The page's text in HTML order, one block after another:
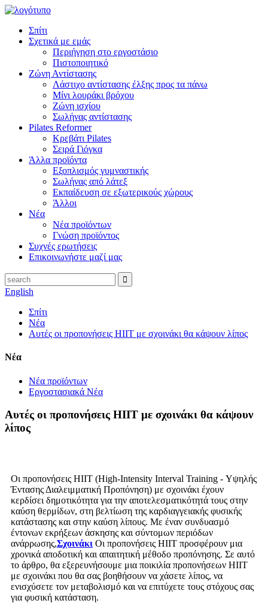
Σπίτι
Σχετικά με εμάς
Περιήγηση στο εργοστάσιο
Πιστοποιητικό
Ζώνη Αντίστασης
Λάστιχο αντίστασης έλξης προς τα πάνω
Μίνι λουράκι βρόχου
Ζώνη ισχίου
Σωλήνας αντίστασης
Pilates Reformer
Κρεβάτι Pilates
Σειρά Γιόγκα
Άλλα προϊόντα
Εξοπλισμός γυμναστικής
Σωλήνας από λάτεξ
Εκπαίδευση σε εξωτερικούς χώρους
Άλλοι
Νέα
Νέα προϊόντων
Γνώση προϊόντος
Συχνές ερωτήσεις
Επικοινωνήστε μαζί μας
English
Σπίτι
Νέα
Αυτές οι προπονήσεις HIIT με σχοινάκι θα κάψουν λίπος
Νέα
Νέα προϊόντων
Εργοστασιακά Νέα
Αυτές οι προπονήσεις HIIT με σχοινάκι θα κάψουν
λίπος
Οι προπονήσεις HIIT (High-Intensity Interval Training - Υψηλής
Έντασης Διαλειμματική Προπόνηση) με σχοινάκι έχουν
κερδίσει δημοτικότητα για την αποτελεσματικότητά τους στην
καύση θερμίδων, στη βελτίωση της καρδιαγγειακής φυσικής
κατάστασης και στην καύση λίπους. Με έναν συνδυασμό
έντονων εκρήξεων άσκησης και σύντομων περιόδων
ανάρρωσης,Σχοινάκι Οι προπονήσεις HIIT προσφέρουν μια
χρονικά αποδοτική και απαιτητική μέθοδο προπόνησης. Σε αυτό
το άρθρο, θα εξερευνήσουμε μια ποικιλία προπονήσεων HIIT
με σχοινάκι που θα σας βοηθήσουν να χάσετε λίπος, να
ενισχύσετε τον μεταβολισμό και να επιτύχετε τους στόχους σας
για φυσική κατάσταση.